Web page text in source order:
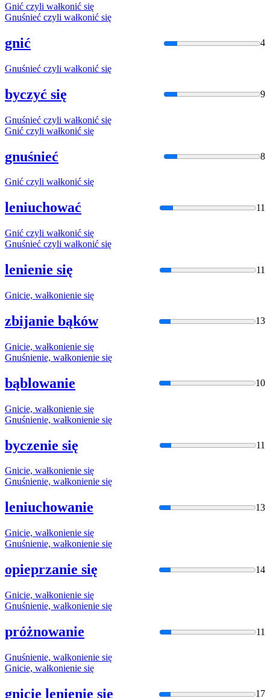
Gnić czyli wałkonić się
Gnuśnieć czyli wałkonić się
gnić 4
Gnuśnieć czyli wałkonić się
byczyć się 9
Gnuśnieć czyli wałkonić się
Gnić czyli wałkonić się
gnuśnieć 8
Gnić czyli wałkonić się
leniuchować 11
Gnić czyli wałkonić się
Gnuśnieć czyli wałkonić się
lenienie się 11
Gnicie, wałkonienie się
zbijanie bąków 13
Gnicie, wałkonienie się
Gnuśnienie, wałkonienie się
bąblowanie 10
Gnicie, wałkonienie się
Gnuśnienie, wałkonienie się
byczenie się 11
Gnicie, wałkonienie się
Gnuśnienie, wałkonienie się
leniuchowanie 13
Gnicie, wałkonienie się
Gnuśnienie, wałkonienie się
opieprzanie się 14
Gnicie, wałkonienie się
Gnuśnienie, wałkonienie się
próżnowanie 11
Gnuśnienie, wałkonienie się
Gnicie, wałkonienie się
gnicie lenienie się 17